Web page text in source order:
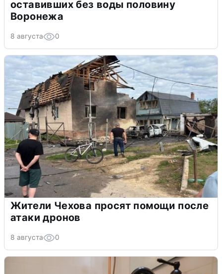
оставивших без воды половину
Воронежа
8 августа 0
Жители Чехова просят помощи после
атаки дронов
8 августа 0